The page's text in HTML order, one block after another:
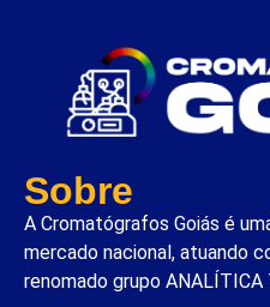
Sobre
A Cromatógrafos Goiás é
mercado nacional, atuando
renomado grupo ANALÍTICA